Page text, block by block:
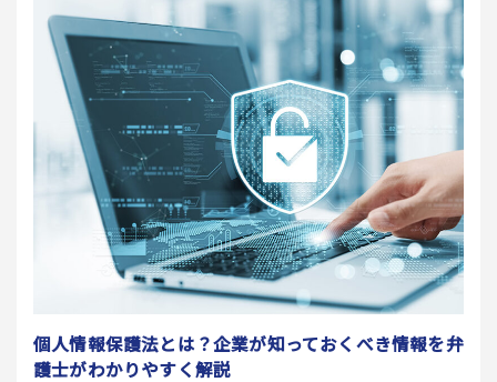
個人情報保護法とは？企業が知っておくべき情報を弁
護士がわかりやすく解説